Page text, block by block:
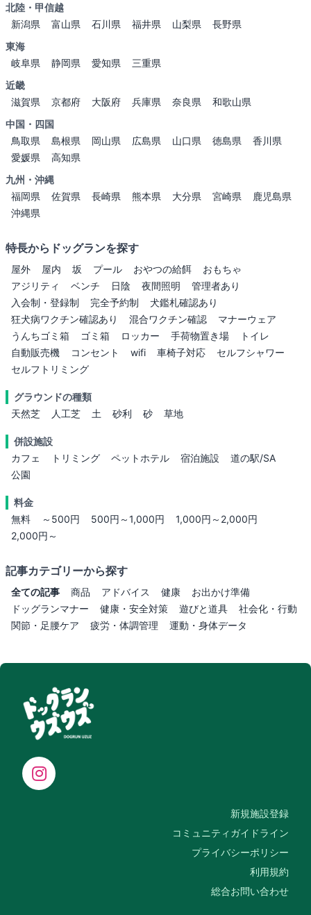
北陸・甲信越
新潟県
富山県 石川県 福井県 山梨県
長野県
東海
岐阜県
静岡県 愛知県
三重県
近畿
滋賀県
京都府 大阪府 兵庫県 奈良県
和歌山県
中国・四国
鳥取県
島根県 岡山県 広島県 山口県 徳島県
香川県
愛媛県
高知県
九州・沖縄
福岡県
佐賀県 長崎県 熊本県 大分県 宮崎県
鹿児島県
沖縄県
特長からドッグランを探す
屋外 屋内 坂 プール おやつの給餌
おもちゃ
アジリティ
ベンチ 日陰 夜間照明
管理者あり
入会制・登録制
完全予約制
犬鑑札確認あり
狂犬病ワクチン確認あり
混合ワクチン確認
マナーウェア
うんちゴミ箱
ゴミ箱 ロッカー 手荷物置き場
トイレ
自動販売機
コンセント wifi 車椅子対応
セルフシャワー
セルフトリミング
グラウンドの種類
天然芝
人工芝 土 砂利 砂 草地
併設施設
カフェ
トリミング ペットホテル 宿泊施設
道の駅/SA
公園
料金
無料
～500円 500円～1,000円
1,000円～2,000円
2,000円～
記事カテゴリーから探す
全ての記事 商品 アドバイス 健康
お出かけ準備
ドッグランマナー
健康・安全対策 遊びと道具
社会化・行動
関節・足腰ケア
疲労・体調管理 運動・身体データ
新規施設登録
コミュニティガイドライン
プライバシーポリシー
利用規約
総合お問い合わせ